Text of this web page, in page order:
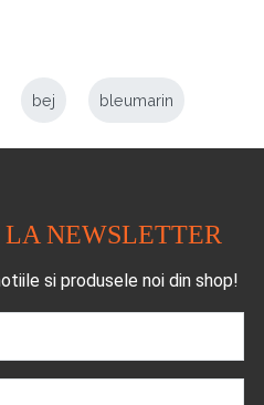
bej bleumarin
NEWSLETTER
si produsele noi din shop!